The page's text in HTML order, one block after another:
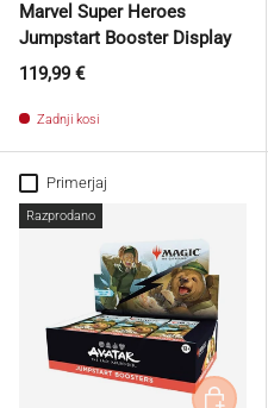
Marvel Super Heroes
Jumpstart Booster Display
Redna cena
119,99 €
Zadnji kosi
Primerjaj
Razprodano
Dodaj v